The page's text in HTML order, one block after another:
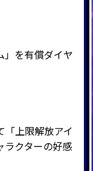
」を有償ダイヤ
「上限解放アイ
ラクターの好感